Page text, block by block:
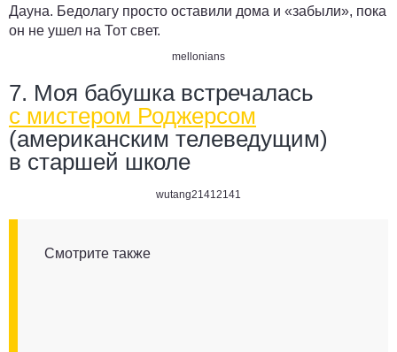
Дауна. Бедолагу просто оставили дома и «забыли», пока
он не ушел на Тот свет.
mellonians
7. Моя бабушка встречалась
с мистером Роджерсом
(американским телеведущим)
в старшей школе
wutang21412141
Смотрите также